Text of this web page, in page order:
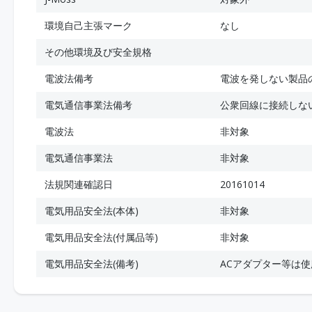
環境自己主張マーク
なし
その他環境及び安全規格
電波法備考
電波を発しない製品
電気通信事業法備考
公衆回線に接続しな
電波法
非対象
電気通信事業法
非対象
法規関連確認日
20161014
電気用品安全法(本体)
非対象
電気用品安全法(付属品等)
非対象
電気用品安全法(備考)
ACアダプター等は